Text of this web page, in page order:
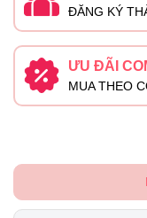
ĐĂNG KÝ
ƯU ĐÃI
MUA THEO